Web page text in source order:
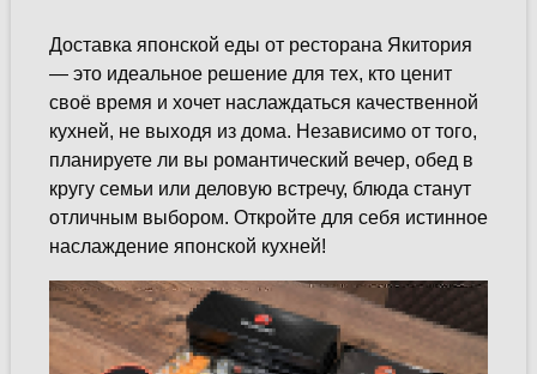
Доставка японской еды от ресторана Якитория
— это идеальное решение для тех, кто ценит
своё время и хочет наслаждаться качественной
кухней, не выходя из дома. Независимо от того,
планируете ли вы романтический вечер, обед в
кругу семьи или деловую встречу, блюда станут
отличным выбором. Откройте для себя истинное
наслаждение японской кухней!